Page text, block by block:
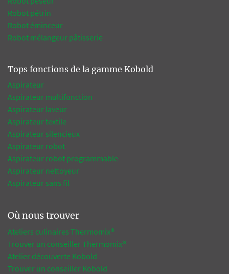
Robot pétrin
Robot éminceur
Robot mélangeur pâtisserie
Tops fonctions de la gamme Kobold
Aspirateur
Aspirateur multifonction
Aspirateur laveur
Aspirateur textile
Aspirateur silencieux
Aspirateur robot
Aspirateur robot programmable
Aspirateur nettoyeur
Aspirateur sans fil
Où nous trouver
Ateliers culinaires Thermomix®
Trouver un conseiller Thermomix®
Atelier découverte Kobold
Trouver un conseiller Kobold